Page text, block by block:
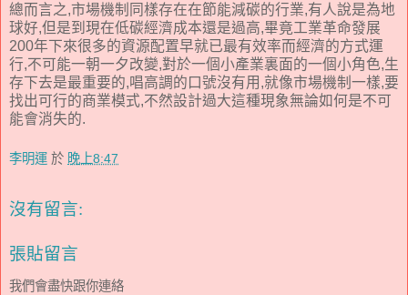
總而言之,市場機制同樣存在在節能減碳的行業,有人說是為地
球好,但是到現在低碳經濟成本還是過高,畢竟工業革命發展
200年下來很多的資源配置早就已最有效率而經濟的方式運
行,不可能一朝一夕改變,對於一個小產業裏面的一個小角色,生
存下去是最重要的,唱高調的口號沒有用,就像市場機制一樣,要
找出可行的商業模式,不然設計過大這種現象無論如何是不可
能會消失的.
李明運 於 晚上8:47
沒有留言:
張貼留言
我們會盡快跟你連絡